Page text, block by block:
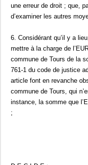
une erreur de droit ; que,
d’examiner les autres
6. Considérant qu’il y a
mettre à la charge de
commune de Tours de la
761-1 du code de justice
article font en revanche
commune de Tours, qui
instance, la somme que
;